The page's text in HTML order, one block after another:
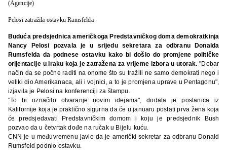
(Agencije)
Pelosi zatražila ostavku Ramsfelda
Buduća predsjednica američkoga Predstavničkog doma demokratkinja
Nancy Pelosi pozvala je u srijedu sekretara za odbranu Donalda
Rumsfelda da podnese ostavku kako bi došlo do promjene političke
orijentacije u Iraku koja je zatražena za vrijeme izbora u utorak. "Dobar
način da se počne raditi na onome što su tražili ne samo demokrati nego i
veliki dio Amerikanaca, ali i vojnici, a to je promjena uprave u Pentagonu",
izjavila je Pelosi na konferenciji za štampu.
"To bi označilo otvaranje novim idejama", dodala je poslanica iz
Kalifornije koja je praktično sigurna da će u januaru postati prva žena koja
će predsjedavati Predstavničkim domom i koju je predsjednik Bush
pozvao da u četvrtak dođe na ručak u Bijelu kuću.
CNN je u međuvremenu javio da je američki sekretar za odbranu Donald
Rumsfeld podnio ostavku.